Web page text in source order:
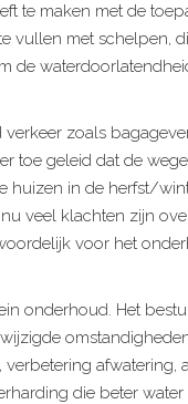
te maken met de
vullen met schelpen,
de
zoals
toe geleid dat de
huizen in de herfst/
veel klachten zijn
voor het
onderhoud. Het
afwatering,
die beter water